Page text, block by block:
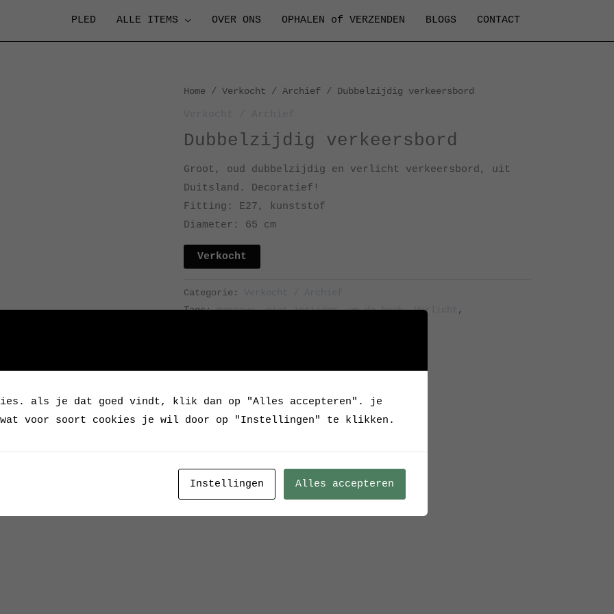
PLED ALLE ITEMS OVER ONS OPHALEN of VERZENDEN BLOGS CONTACT
Home / Verkocht / Archief / Dubbelzijdig verkeersbord
Dubbelzijdig verkeersbord
Groot, oud dubbelzijdig en verlicht verkeersbord, uit
Duitsland. Decoratief!
Fitting: E27, kunststof
Diameter: 65 cm
Verkocht
Categorie:
Tags:mancave,niet inrijden,om de hoek,Verlicht
,
als je dat goed vindt, klik dan op "Alles accepteren". je
wat voor soort cookies je wil door op "Instellingen" te klikken.
Instellingen Alles accepteren